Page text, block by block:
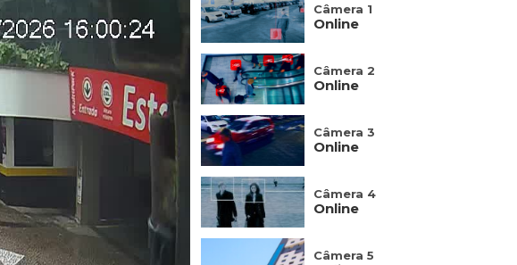
Câmera 1
Online
Câmera 2
Online
Câmera 3
Online
Câmera 4
Online
Câmera 5